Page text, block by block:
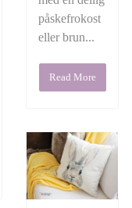
påskefrokost
eller brun...
Read More